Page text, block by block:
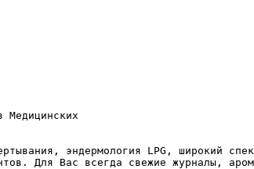
эндермология LPG, широкий
Для Вас всегда свежие журналы,